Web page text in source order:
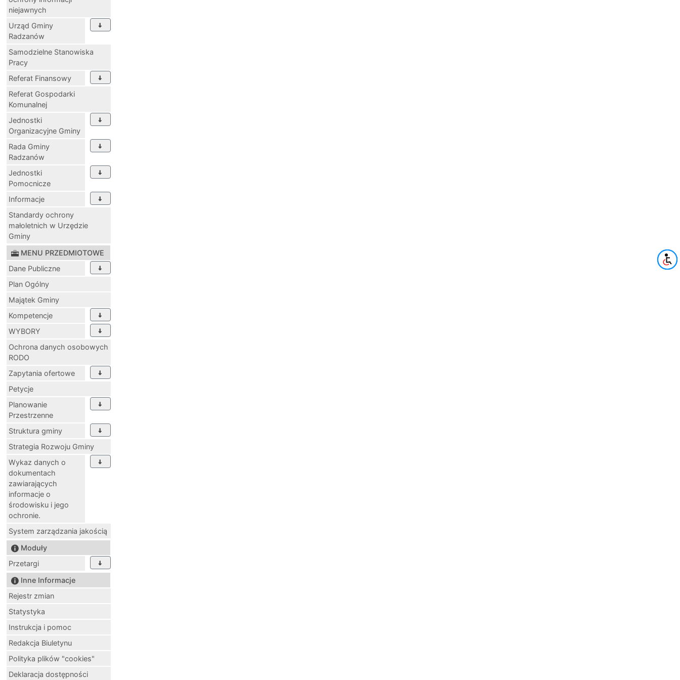
niejawnych
Urząd Gminy
Radzanów
Samodzielne Stanowiska
Pracy
Referat Finansowy
Referat Gospodarki
Komunalnej
Jednostki
Organizacyjne Gminy
Rada Gminy
Radzanów
Jednostki
Pomocnicze
Informacje
Standardy ochrony
małoletnich w Urzędzie
Gminy
MENU PRZEDMIOTOWE
Dane Publiczne
Plan Ogólny
Majątek Gminy
Kompetencje
WYBORY
Ochrona danych osobowych
RODO
Zapytania ofertowe
Petycje
Planowanie
Przestrzenne
Struktura gminy
Strategia Rozwoju Gminy
Wykaz danych o
dokumentach
zawiarających
informacje o
środowisku i jego
ochronie.
System zarządzania jakością
Moduły
Przetargi
Inne Informacje
Rejestr zmian
Statystyka
Instrukcja i pomoc
Redakcja Biuletynu
Polityka plików "cookies"
Deklaracja dostępności